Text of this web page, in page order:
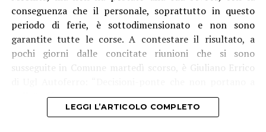
pompe di rilancio sono state riparate e, da oggi, sulla
linea abbiamo anche la quarta nave cisterna, la “Cesare”.
Questo dovrebbe garantire un maggiore apporto
d’acqua e, soprattutto, una pressione più costante,
consentendo di raggiungere anche le zone più alte
massima attenzione, affinché il servizio torni
pienamente alla normalità e affinché una criticità di
conseguenza che il personale, soprattutto in questo
periodo di ferie, è sottodimensionato e non sono
garantite tutte le corse. A contestare il risultato, a
pochi giorni dalle concitate riunioni che si sono
susseguite in Comune martedì scorso, è Giuliano Errico
nulla”, afferma.
LEGGI L’ARTICOLO COMPLETO